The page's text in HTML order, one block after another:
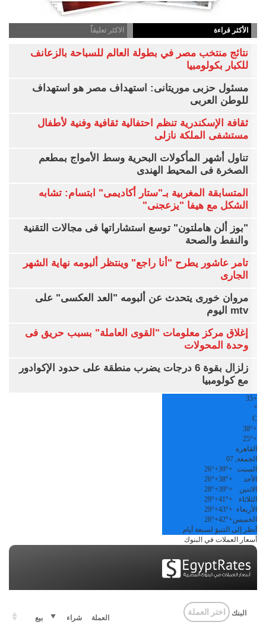
الأكثر قراءة الاكثر تعليقاً
نتائج منتخب مصر في بطولة العالم للسباحة بالزعانف
للكبار بكولومبيا
مسئول حزبى موريتانى: استهداف مصر هو استهداف
للوطن العربى
ثقافة الإسكندرية تنظم احتفالية ثقافية وفنية لأطفال
مستشفى الملكة نازلى
تناول أشهر المأكولات البحرية وسط الأمواج بمطعم
الصخرة فى المحيط الهندى
المتسابقة المغربية بـ"ستار أكاديمى" ابتسام: تشابه
الشكل مع هيفا "يزعجنى"
"بوز ألن هاملتون" توسع استشاراتها فى مجالات التقنية
والنفط والصحة
تامر عاشور يطرح "أنا راجع" وينتظر ألبومه نهاية الشهر
الجارى
مروان خورى يتحدث عن ألبومه "العد العكسى" على
mtv اليوم
إغلاق مركز معلومات "القوى العاملة" بسبب حريق فى
وحدة المحولات
زلزال بقوة 6 درجات يضرب منطقة على حدود الإكوادور
مع كولومبيا
+
35
°
C
+
38°
+
25°
القاهرة
الجمعة, 07
السبت +
39°
+
26°
الأحد
+
38°
+
26°
الاثنين
+
39°
+
28°
الثلاثاء
+
41°
+
29°
الأربعاء +
43°
+
29°
الخميس+
42°
+
28°
أنظر إلى التنبؤ لسبعة أيام
أسعار العملات في البنوك